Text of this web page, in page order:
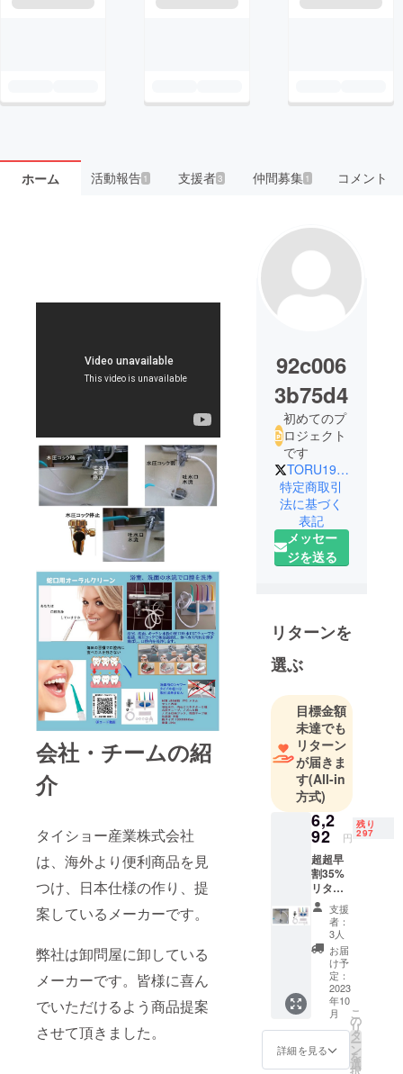
ホーム 活動報告1 支援者3 仲間募集 1 コメント
会社・チームの紹
介
タイショー産業株式会社
は、海外より便利商品を見
つけ、日本仕様の作り、提
案しているメーカーです。
弊社は卸問屋に卸している
メーカーです。皆様に喜ん
でいただけるよう商品提案
させて頂きました。
92c006
3b75d4
初めてのプ
ロジェクト
です
TORU1957
特定商取引
法に基づく
表記
メッセー
ジを送る
リターンを
選ぶ
目標金額
未達でも
リターン
が届きま
す(All-in
方式)
6,2
92 円
残り
297
超超早
割35%
リター
ン 定価
9,680円
支援
者：
3人
お届
け予
定：
2023
年10
月
詳細を見る
こ
の
リ
タ
ー
ン
を
選